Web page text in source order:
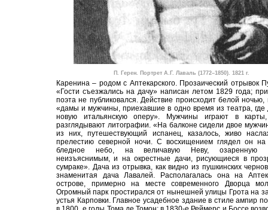
П. Герен. Портрет А.Г. Лаваль (1772–1850). 1821 г.
Каренина – родом с Аптекарского. Прозаический отрывок
«Гости съезжались на дачу» написан летом 1829 года;
поэта не публиковался. Действие происходит белой ночью,
«дамы и мужчины, приехавшие в одно время из театра, где
новую итальянскую оперу». Мужчины играют в
разглядывают литографии. «На балконе сидели двое
из них, путешествующий испанец, казалось, живо
прелестию северной ночи. С восхищением глядел он на
бледное небо, на величавую Неву, озаренную
неизъяснимым, и на окрестные дачи, рисующиеся в
сумраке». Дача из отрывка, как видно из пушкинских
знаменитая дача Лавалей. Располагалась она на
острове, примерно на месте современного Дворца
Огромный парк простирался от нынешней улицы Грота на
устья Карповки. Главное усадебное здание в стиле ампир